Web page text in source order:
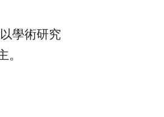
學術研究
。